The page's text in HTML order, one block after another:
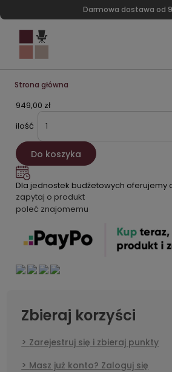
Darmowa dostawa od
Strona główna
949,00 zł
ilość
Do koszyka
Dla jednostek budżetowych oferujemy
zapytaj o produkt
poleć znajomemu
Zbieraj korzyści
Zarejestruj się i zbieraj punkty
Masz już konto? Zaloguj się